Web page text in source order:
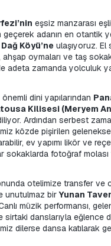
eşsiz manzarası
Köyü’ne ulaşıyoruz. El
oymaları ve taş
adeta zamanda yolculuk
dini yapılarından
Kilisesi (Meryem
Ardından serbest
közde pişirilen
ev yapımı likör ve
sokaklarda fotoğraf molası
otelimize transfer ve
unutulmaz bir Yunan
müzik performansı,
sirtaki danslarıyla eğlence
dilerse dansa katılarak